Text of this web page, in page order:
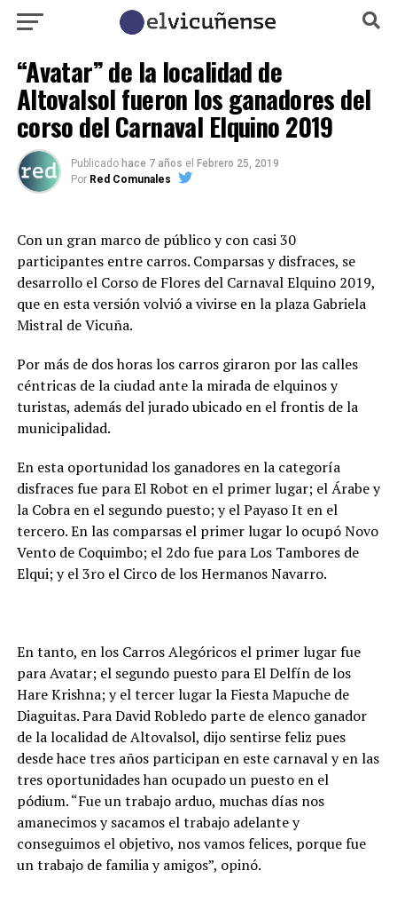
“Avatar” de la localidad de
Altovalsol fueron los ganadores del
corso del Carnaval Elquino 2019
Publicado hace 7 años el Febrero 25, 2019
Por Red Comunales
Con un gran marco de público y con casi 30
participantes entre carros. Comparsas y disfraces, se
desarrollo el Corso de Flores del Carnaval Elquino 2019,
que en esta versión volvió a vivirse en la plaza Gabriela
Mistral de Vicuña.
Por más de dos horas los carros giraron por las calles
céntricas de la ciudad ante la mirada de elquinos y
turistas, además del jurado ubicado en el frontis de la
municipalidad.
En esta oportunidad los ganadores en la categoría
disfraces fue para El Robot en el primer lugar; el Árabe y
la Cobra en el segundo puesto; y el Payaso It en el
tercero. En las comparsas el primer lugar lo ocupó Novo
Vento de Coquimbo; el 2do fue para Los Tambores de
Elqui; y el 3ro el Circo de los Hermanos Navarro.
En tanto, en los Carros Alegóricos el primer lugar fue
para Avatar; el segundo puesto para El Delfín de los
Hare Krishna; y el tercer lugar la Fiesta Mapuche de
Diaguitas. Para David Robledo parte de elenco ganador
de la localidad de Altovalsol, dijo sentirse feliz pues
desde hace tres años participan en este carnaval y en las
tres oportunidades han ocupado un puesto en el
pódium. “Fue un trabajo arduo, muchas días nos
amanecimos y sacamos el trabajo adelante y
conseguimos el objetivo, nos vamos felices, porque fue
un trabajo de familia y amigos”, opinó.